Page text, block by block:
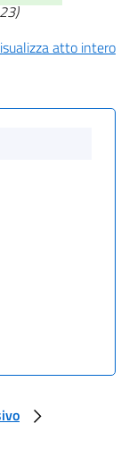
atto intero